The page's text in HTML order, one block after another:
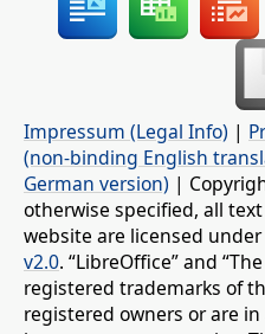
Impressum (Legal Info) |
(non-binding English
German version) |
otherwise specified, all
website are licensed
v2.0. “LibreOffice” and
registered trademarks of
registered owners or are